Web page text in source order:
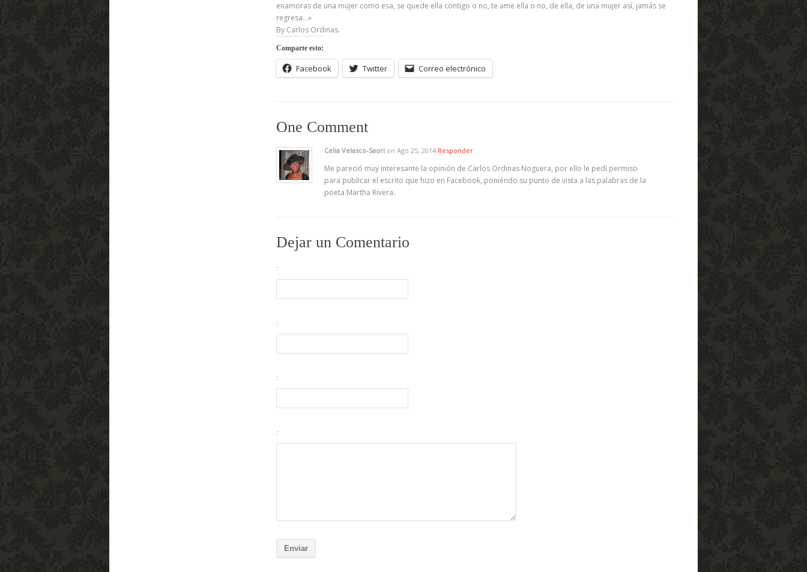
enamoras de una mujer como esa, se quede ella contigo o no, te ame ella o no, de ella, de una mujer así, jamás se
regresa…»
By Carlos Ordinas.
Comparte esto:
Facebook Twitter Correo electrónico
One Comment
Celia Velasco-Saori on Ago 25, 2014 Responder
Me pareció muy interesante la opinión de Carlos Ordinas Noguera, por ello le pedí permiso
para publicar el escrito que hizo en Facebook, poniéndo su punto de vista a las palabras de la
poeta Martha Rivera.
Dejar un Comentario
:
:
:
: